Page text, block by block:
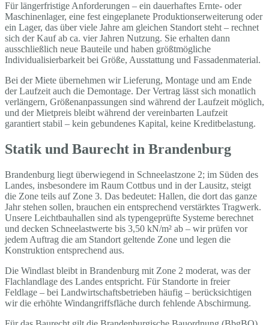
Für längerfristige Anforderungen – ein dauerhaftes Ernte- oder
Maschinenlager, eine fest eingeplanete Produktionserweiterung oder
ein Lager, das über viele Jahre am gleichen Standort steht – rechnet
sich der Kauf ab ca. vier Jahren Nutzung. Sie erhalten dann
ausschließlich neue Bauteile und haben größtmögliche
Individualisierbarkeit bei Größe, Ausstattung und Fassadenmaterial.
Bei der Miete übernehmen wir Lieferung, Montage und am Ende
der Laufzeit auch die Demontage. Der Vertrag lässt sich monatlich
verlängern, Größenanpassungen sind während der Laufzeit möglich,
und der Mietpreis bleibt während der vereinbarten Laufzeit
garantiert stabil – kein gebundenes Kapital, keine Kreditbelastung.
Statik und Baurecht in Brandenburg
Brandenburg liegt überwiegend in Schneelastzone 2; im Süden des
Landes, insbesondere im Raum Cottbus und in der Lausitz, steigt
die Zone teils auf Zone 3. Das bedeutet: Hallen, die dort das ganze
Jahr stehen sollen, brauchen ein entsprechend verstärktes Tragwerk.
Unsere Leichtbauhallen sind als typengeprüfte Systeme berechnet
und decken Schneelastwerte bis 3,50 kN/m² ab – wir prüfen vor
jedem Auftrag die am Standort geltende Zone und legen die
Konstruktion entsprechend aus.
Die Windlast bleibt in Brandenburg mit Zone 2 moderat, was der
Flachlandlage des Landes entspricht. Für Standorte in freier
Feldlage – bei Landwirtschaftsbetrieben häufig – berücksichtigen
wir die erhöhte Windangriffsfläche durch fehlende Abschirmung.